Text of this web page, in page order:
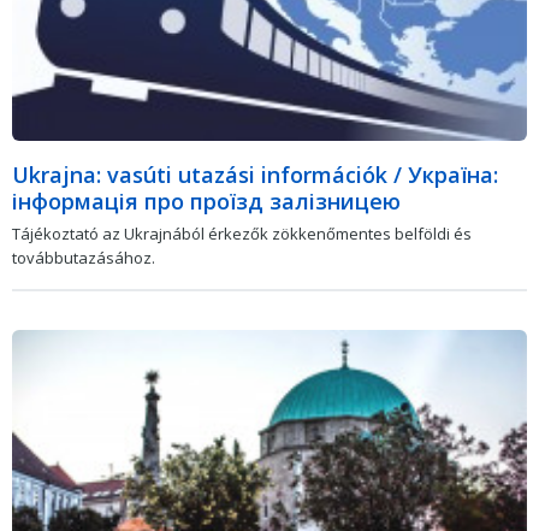
Ukrajna: vasúti utazási információk / Україна:
інформація про проїзд залізницею
Tájékoztató az Ukrajnából érkezők zökkenőmentes belföldi és
továbbutazásához.